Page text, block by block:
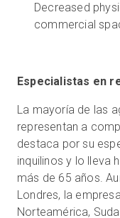
Ventas: +34 910
Decreased
commercial
Especialistas en
La mayoría de las
representan a
destaca por su
inquilinos y lo lleva
más de 65 años.
Londres, la
Norteamérica,